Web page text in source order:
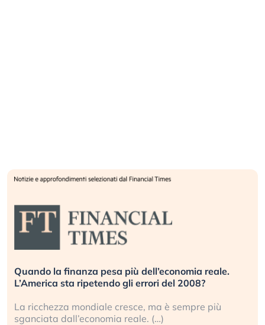
Quando la finanza pesa più dell’economia reale.
L’America sta ripetendo gli errori del 2008?
La ricchezza mondiale cresce, ma è sempre più
sganciata dall’economia reale. (…)